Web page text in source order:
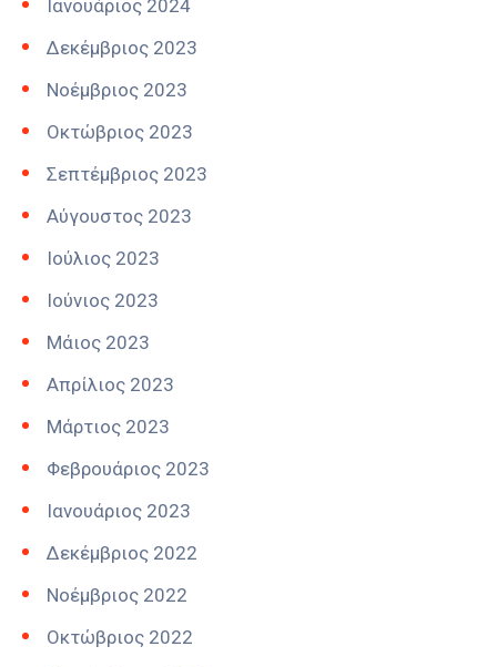
Ιανουάριος 2024
Δεκέμβριος 2023
Νοέμβριος 2023
Οκτώβριος 2023
Σεπτέμβριος 2023
Αύγουστος 2023
Ιούλιος 2023
Ιούνιος 2023
Μάιος 2023
Απρίλιος 2023
Μάρτιος 2023
Φεβρουάριος 2023
Ιανουάριος 2023
Δεκέμβριος 2022
Νοέμβριος 2022
Οκτώβριος 2022